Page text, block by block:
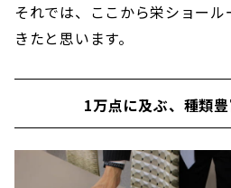
それでは、ここから栄ショー
きたと思います。
1万点に及ぶ、種類